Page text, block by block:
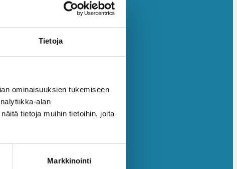
Tietoja
ominaisuuksien tukemiseen
alan
tietoja muihin tietoihin, joita
Markkinointi